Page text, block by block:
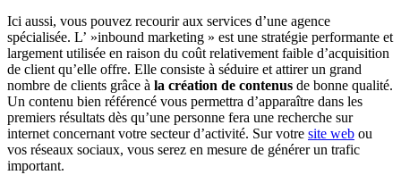
Ici aussi, vous pouvez recourir aux services d’une agence
spécialisée. L’ »inbound marketing » est une stratégie performante et
largement utilisée en raison du coût relativement faible d’acquisition
de client qu’elle offre. Elle consiste à séduire et attirer un grand
nombre de clients grâce à la création de contenus de bonne qualité.
Un contenu bien référencé vous permettra d’apparaître dans les
premiers résultats dès qu’une personne fera une recherche sur
internet concernant votre secteur d’activité. Sur votre site web ou
vos réseaux sociaux, vous serez en mesure de générer un trafic
important.